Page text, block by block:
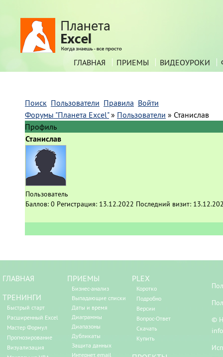
ГЛАВНАЯ ПРИЕМЫ ВИДЕОУРОКИ
Поиск Пользователи Правила Войти
Форумы "Планета Excel" » Пользователи » Станислав
Профиль
Станислав
Пользователь
Баллов: 0 Регистрация: 13.12.2022 Последний визит:
ГЛАВНАЯ
ТРЕНИНГИ
Быстрый старт
Расширенный Excel
Мастер Формул
Прогнозирование
Визуализация
ПРИЕМЫ
Бизнес-анализ
Выпадающие списки
Даты и время
Диаграммы
Диапазоны
Дубликаты
Защита данных
Интернет, email
PLEX
Коротко
Подробно
Версии
Вопрос-Ответ
Скачать
Купить
©